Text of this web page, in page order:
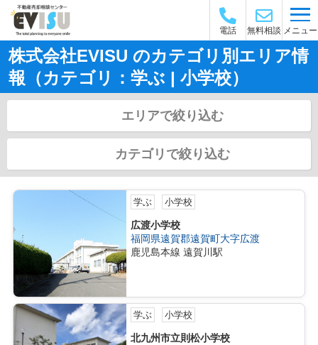
電話 無料相談 メニュー
株式会社EVISU のカテゴリ別エリア情
報（カテゴリ：学ぶ | 小学校）
エリアで絞り込む
カテゴリで絞り込む
学ぶ 小学校
広渡小学校
福岡県遠賀郡遠賀町大字広渡
鹿児島本線 遠賀川駅
学ぶ 小学校
北九州市立則松小学校